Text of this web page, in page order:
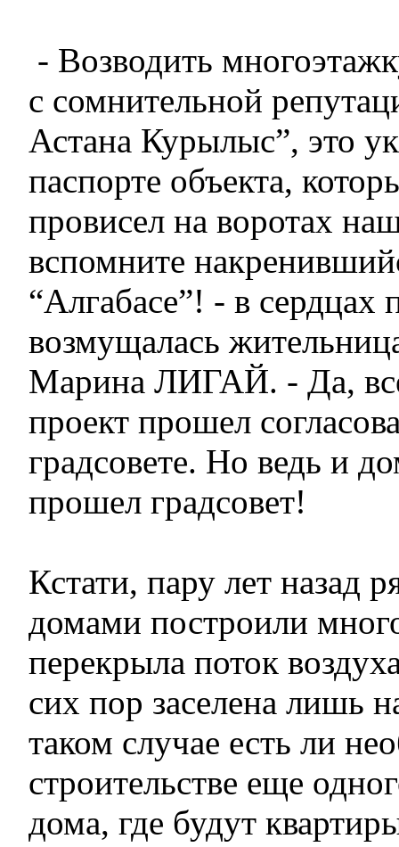
- Возводить
с сомнительной
Астана Курылыс”, это
паспорте объекта,
провисел на воротах
вспомните
“Алгабасе”! - в сердцах
возмущалась
Марина ЛИГАЙ. - Да,
проект прошел
градсовете. Но ведь и
прошел градсовет!
Кстати, пару лет назад
домами построили
перекрыла поток
сих пор заселена лишь
таком случае есть ли
строительстве еще
дома, где будут